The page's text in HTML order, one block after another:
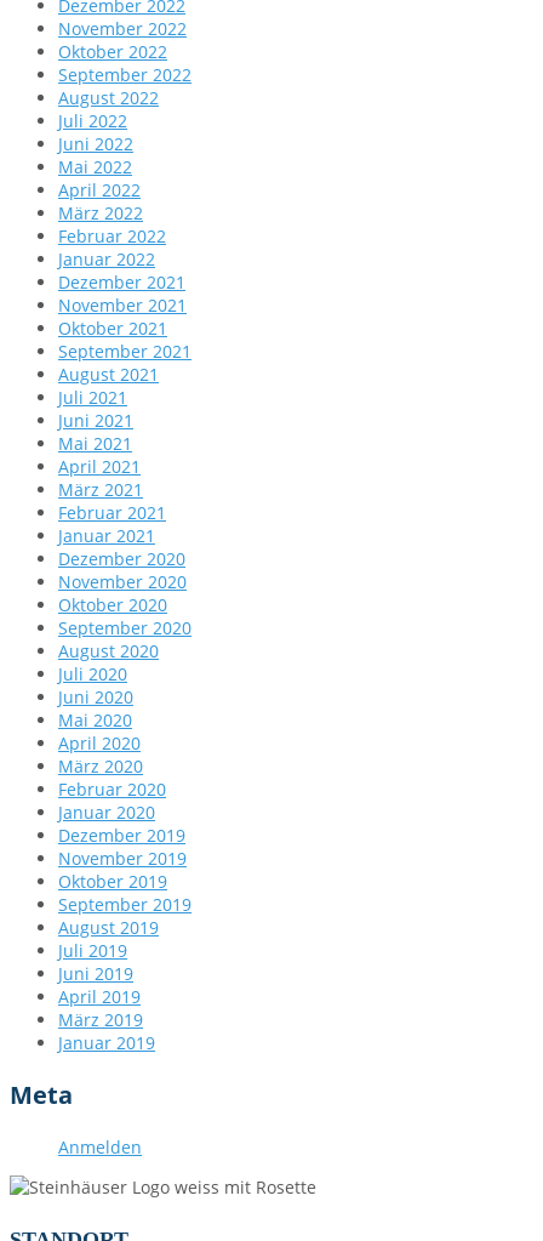
Dezember 2022
November 2022
Oktober 2022
September 2022
August 2022
Juli 2022
Juni 2022
Mai 2022
April 2022
März 2022
Februar 2022
Januar 2022
Dezember 2021
November 2021
Oktober 2021
September 2021
August 2021
Juli 2021
Juni 2021
Mai 2021
April 2021
März 2021
Februar 2021
Januar 2021
Dezember 2020
November 2020
Oktober 2020
September 2020
August 2020
Juli 2020
Juni 2020
Mai 2020
April 2020
März 2020
Februar 2020
Januar 2020
Dezember 2019
November 2019
Oktober 2019
September 2019
August 2019
Juli 2019
Juni 2019
April 2019
März 2019
Januar 2019
Meta
Anmelden